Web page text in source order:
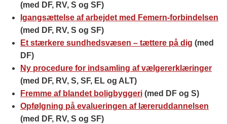
(med DF, RV, S og SF)
Igangsættelse af arbejdet med Femern-forbindelsen
(med DF, RV, S og SF)
Et stærkere sundhedsvæsen – tættere på dig (med
DF)
Ny procedure for indsamling af vælgererklæringer
(med DF, RV, S, SF, EL og ALT)
Fremme af blandet boligbyggeri (med DF og S)
Opfølgning på evalueringen af læreruddannelsen
(med DF, RV, S og SF)